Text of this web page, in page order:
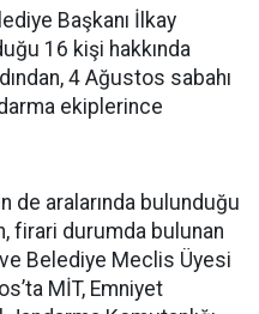
Başkanı İlkay
16 kişi hakkında
4 Ağustos sabahı
ekiplerince
de aralarında bulunduğu
firari durumda bulunan
ve Belediye Meclis Üyesi
MİT, Emniyet